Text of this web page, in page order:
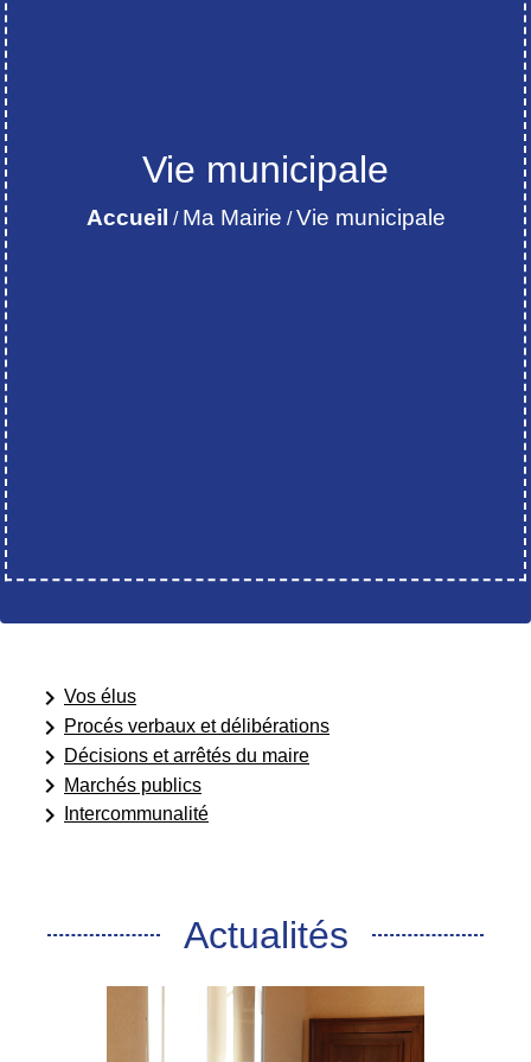
Vie municipale
Accueil / Ma Mairie /Vie municipale
keyboard_arrow_right Vos élus
keyboard_arrow_right Procés verbaux et délibérations
keyboard_arrow_right Décisions et arrêtés du maire
keyboard_arrow_right Marchés publics
keyboard_arrow_right Intercommunalité
Actualités